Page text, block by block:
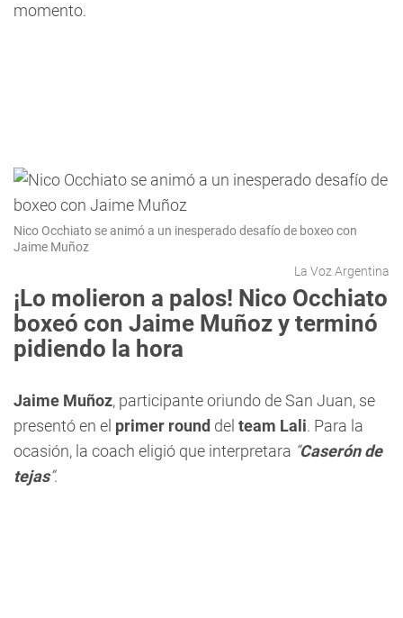
momento.
Nico Occhiato se animó a un inesperado desafío de boxeo con
Jaime Muñoz
La Voz Argentina
¡Lo molieron a palos! Nico Occhiato
boxeó con Jaime Muñoz y terminó
pidiendo la hora
Jaime Muñoz, participante oriundo de San Juan, se
presentó en el primer round del team Lali. Para la
ocasión, la coach eligió que interpretara “Caserón de
tejas”.